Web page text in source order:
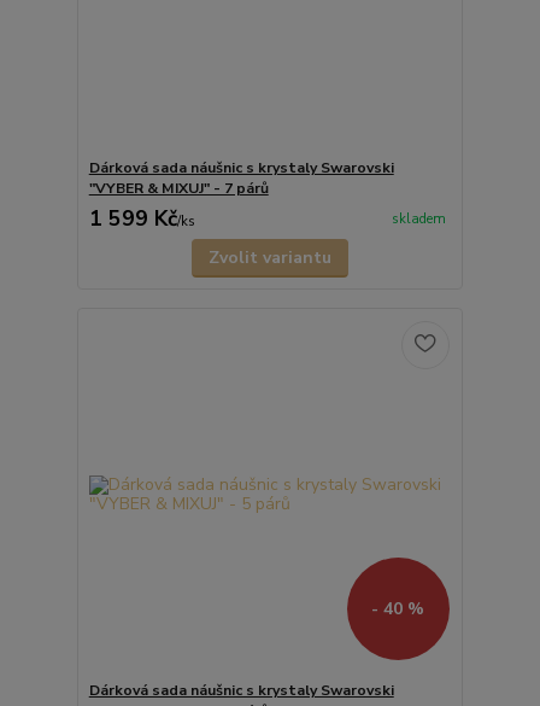
Dárková sada náušnic s krystaly Swarovski
"VYBER & MIXUJ" - 7 párů
1 599 Kč/ks skladem
Zvolit variantu
- 40 %
Dárková sada náušnic s krystaly Swarovski